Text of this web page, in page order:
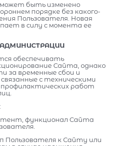
может быть изменено
порядке без какого-
Пользователя. Новая
в силу с момента ее
обеспечивать
Сайта, однако
за временные сбои и
с техническими
работ
функционал Сайта
Пользователя к Сайту или